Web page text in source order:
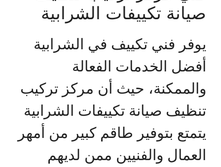
صيانة تكييفات الشرابية
يوفر فني تكييف في الشرابية
أفضل الخدمات الفعالة
والممكنة، حيث أن مركز تركيب
تنظيف صيانة تكييفات الشرابية
يتمتع بتوفير طاقم كبير من أمهر
العمال والفنيين ممن لديهم